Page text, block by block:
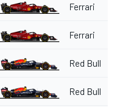
Ferrari
Ferrari
Red Bull
Red Bull